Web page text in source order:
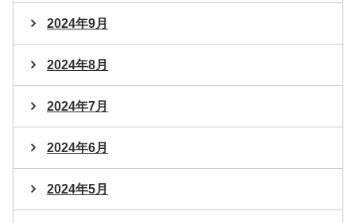
2024年9月
2024年8月
2024年7月
2024年6月
2024年5月